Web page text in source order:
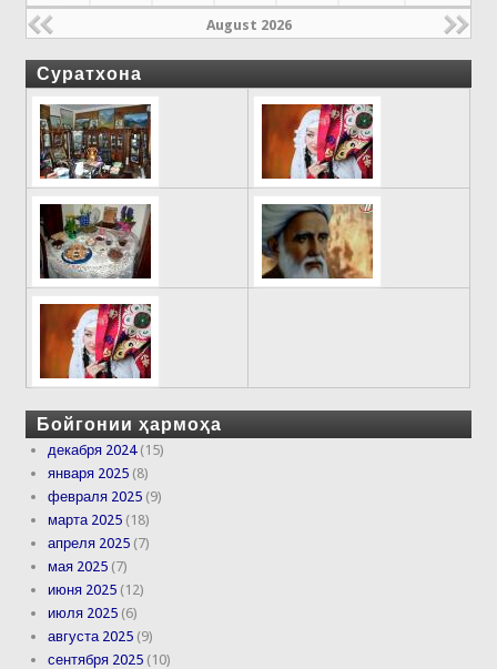
August 2026
Суратхона
Бойгонии ҳармоҳа
декабря 2024(15)
января 2025 (8)
февраля 2025 (9)
марта 2025 (18)
апреля 2025 (7)
мая 2025 (7)
июня 2025 (12)
июля 2025 (6)
августа 2025 (9)
сентября 2025 (10)